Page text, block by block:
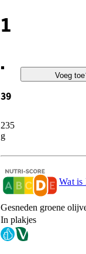
1
.
39
235
g
Voeg toe
Wat is
Gesneden groene
In plakjes